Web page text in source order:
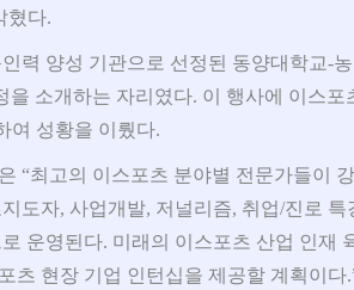
혔다.
력 양성 기관으로 선정된 동양대학교-
소개하는 자리였다. 이 행사에 이스
여 성황을 이뤘다.
“최고의 이스포츠 분야별 전문가들이
도자, 사업개발, 저널리즘, 취업/진로 특
운영된다. 미래의 이스포츠 산업 인재
츠 현장 기업 인턴십을 제공할 계획이다